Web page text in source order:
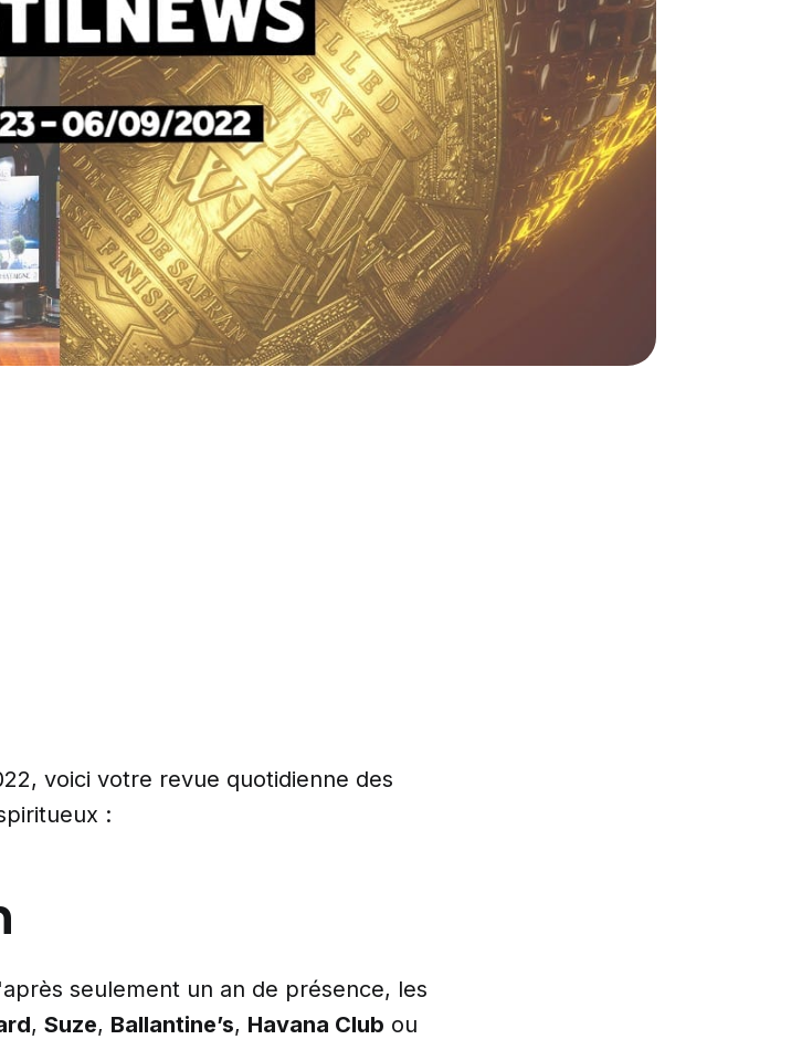
voici votre revue quotidienne des
:
seulement un an de présence, les
, Suze, Ballantine’s, Havana Club ou